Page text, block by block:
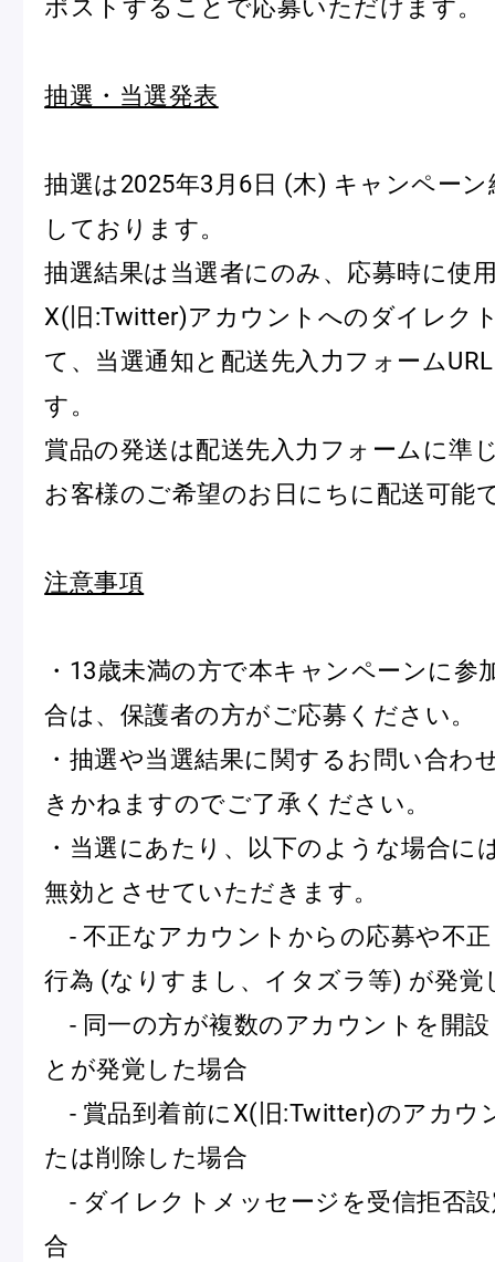
抽選・当選発表
抽選は2025年3月6日 (木) キャンペー
しております。
抽選結果は当選者にのみ、応募時に使
X(旧:Twitter)アカウントへのダイレク
て、当選通知と配送先入力フォーム
す。
賞品の発送は配送先入力フォームに準
お客様のご希望のお日にちに配送可能
注意事項
・13歳未満の方で本キャンペーンに参
合は、保護者の方がご応募ください。
・抽選や当選結果に関するお問い合わ
きかねますのでご了承ください。
・当選にあたり、以下のような場合に
無効とさせていただきます。
- 不正なアカウントからの応募や不
行為 (なりすまし、イタズラ等) が発覚
- 同一の方が複数のアカウントを開
とが発覚した場合
- 賞品到着前にX(旧:Twitter)のアカウ
たは削除した場合
- ダイレクトメッセージを受信拒否
合